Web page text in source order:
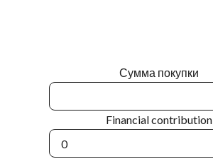
Сумма покупки
Financial contribution